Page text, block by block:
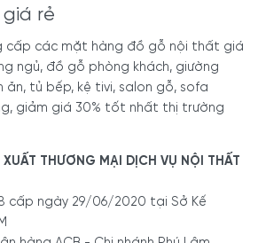
rẻ
cấp các mặt hàng đồ gỗ nội thất giá
ngủ, đồ gỗ phòng khách, giường
ăn, tủ bếp, kệ tivi, salon gỗ, sofa
giảm giá 30% tốt nhất thị trường
THƯƠNG MẠI DỊCH VỤ NỘI THẤT
cấp ngày 29/06/2020 tại Sở Kế